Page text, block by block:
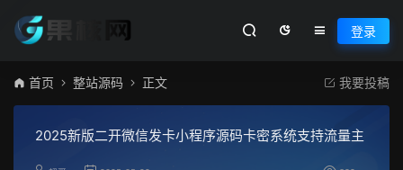
登录
首页 整站源码 正文 我要投稿
2025新版二开微信发卡小程序源码卡密系统支持流量主